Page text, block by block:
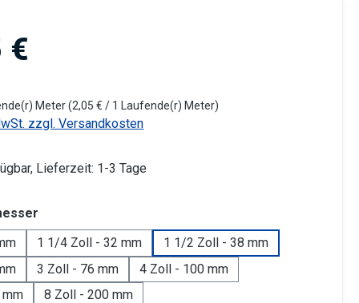
€
Meter(2,05 € / 1 Laufende(r) Meter)
zzgl. Versandkosten
Lieferzeit: 1-3 Tage
1 1/4 Zoll - 32 mm
1 1/2 Zoll - 38 mm
3 Zoll - 76 mm
4 Zoll - 100 mm
8 Zoll - 200 mm